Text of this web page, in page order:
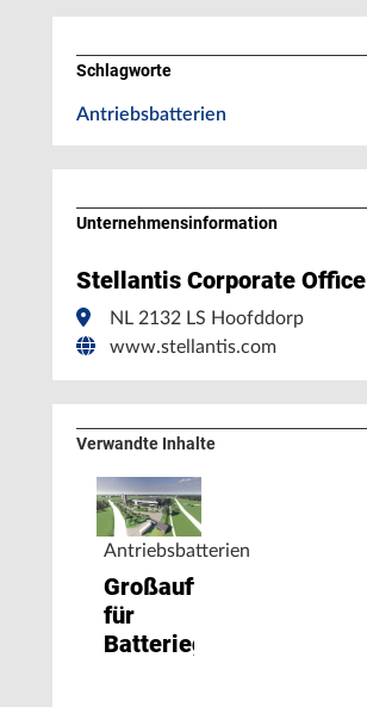
Schlagworte
Antriebsbatterien
Unternehmens­information
Stellantis Corporate Office
NL 2132 LS Hoofddorp
www.stellantis.com
Verwandte Inhalte
Antriebsbatterien
Großauftrag
für
Batteriegehäuse